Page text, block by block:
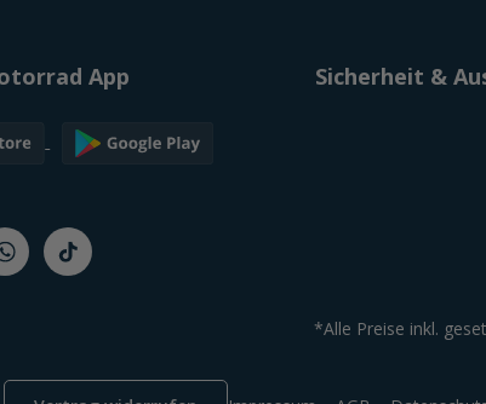
App Sicherheit &
*Alle Preise inkl.